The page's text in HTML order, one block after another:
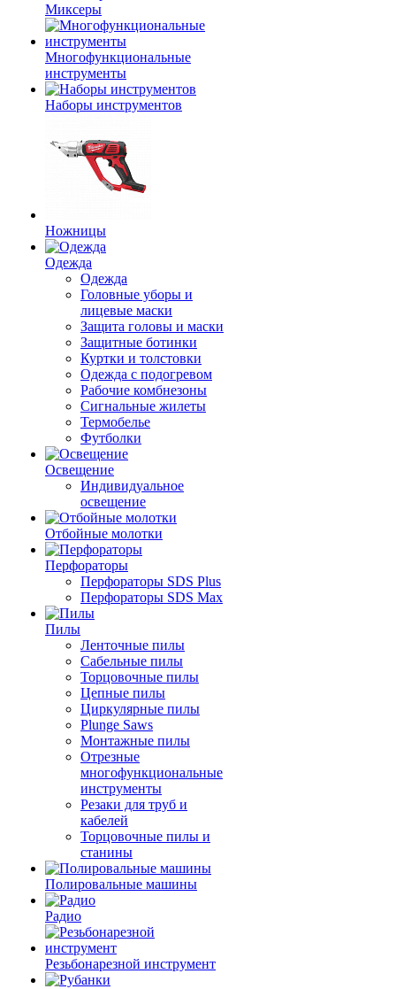
Миксеры
Многофункциональные
инструменты
Наборы инструментов
Ножницы
Одежда
Одежда
Головные уборы и
лицевые маски
Защита головы и маски
Защитные ботинки
Куртки и толстовки
Одежда с подогревом
Рабочие комбнезоны
Сигнальные жилеты
Термобелье
Футболки
Освещение
Индивидуальное
освещение
Отбойные молотки
Перфораторы
Перфораторы SDS Plus
Перфораторы SDS Max
Пилы
Ленточные пилы
Сабельные пилы
Торцовочные пилы
Цепные пилы
Циркулярные пилы
Plunge Saws
Монтажные пилы
Отрезные
многофункциональные
инструменты
Резаки для труб и
кабелей
Торцовочные пилы и
станины
Полировальные машины
Радио
Резьбонарезной инструмент